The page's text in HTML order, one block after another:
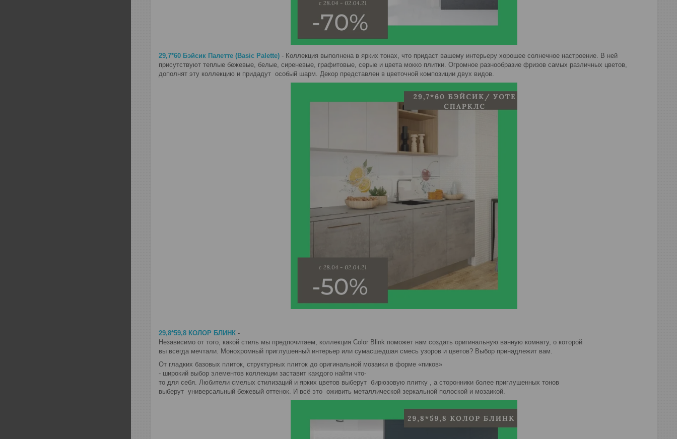
29,7*60 Бэйсик Палетте (Basic Palette) - Коллекция выполнена в ярких тонах, что придаст вашему интерьеру хорошее солнечное настроение. В ней
присутствуют теплые бежевые, белые, сиреневые, графитовые, серые и цвета мокко плитки. Огромное разнообразие фризов самых различных цветов,
дополнят эту коллекцию и придадут особый шарм. Декор представлен в цветочной композиции двух видов.
29,8*59,8 КОЛОР БЛИНК -
Независимо от того, какой стиль мы предпочитаем, коллекция Color Blink поможет нам создать оригинальную ванную комнату, о которой
вы всегда мечтали. Монохромный приглушенный интерьер или сумасшедшая смесь узоров и цветов? Выбор принадлежит вам.
От гладких базовых плиток, структурных плиток до оригинальной мозаики в форме «пиков»
- широкий выбор элементов коллекции заставит каждого найти что-
то для себя. Любители смелых стилизаций и ярких цветов выберут бирюзовую плитку , а сторонники более приглушенных тонов
выберут универсальный бежевый оттенок. И всё это оживить металлической зеркальной полоской и мозаикой.